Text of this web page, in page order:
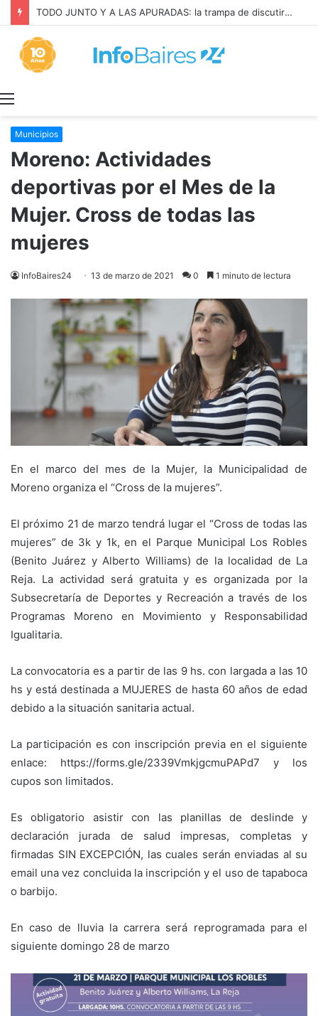
Municipios
Moreno: Actividades
deportivas por el Mes de la
Mujer. Cross de todas las
mujeres
InfoBaires24 13 de marzo de 2021 0 1 minuto de lectura
En el marco del mes de la Mujer, la Municipalidad de
Moreno organiza el “Cross de la mujeres”.
El próximo 21 de marzo tendrá lugar el “Cross de todas las
mujeres” de 3k y 1k, en el Parque Municipal Los Robles
(Benito Juárez y Alberto Williams) de la localidad de La
Reja. La actividad será gratuita y es organizada por la
Subsecretaría de Deportes y Recreación a través de los
Programas Moreno en Movimiento y Responsabilidad
Igualitaria.
La convocatoria es a partir de las 9 hs. con largada a las 10
hs y está destinada a MUJERES de hasta 60 años de edad
debido a la situación sanitaria actual.
La participación es con inscripción previa en el siguiente
enlace: https://forms.gle/2339VmkjgcmuPAPd7 y los
cupos son limitados.
Es obligatorio asistir con las planillas de deslinde y
declaración jurada de salud impresas, completas y
firmadas SIN EXCEPCIÓN, las cuales serán enviadas al su
email una vez concluida la inscripción y el uso de tapaboca
o barbijo.
En caso de lluvia la carrera será reprogramada para el
siguiente domingo 28 de marzo